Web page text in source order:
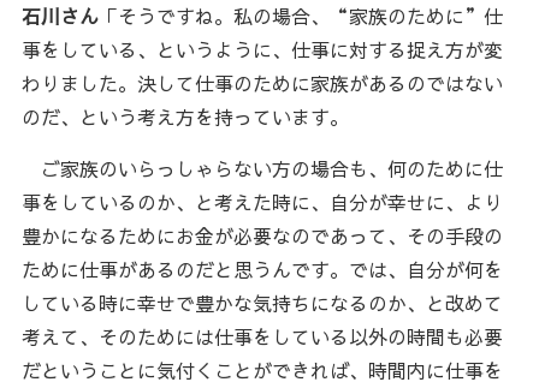
石川さん「そうですね。私の場合、“家族のために”仕
事をしている、というように、仕事に対する捉え方が変
わりました。決して仕事のために家族があるのではない
のだ、という考え方を持っています。
ご家族のいらっしゃらない方の場合も、何のために仕
事をしているのか、と考えた時に、自分が幸せに、より
豊かになるためにお金が必要なのであって、その手段の
ために仕事があるのだと思うんです。では、自分が何を
している時に幸せで豊かな気持ちになるのか、と改めて
考えて、そのためには仕事をしている以外の時間も必要
だということに気付くことができれば、時間内に仕事を